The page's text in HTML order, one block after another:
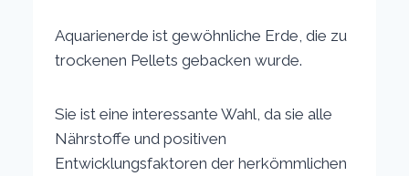
Aquarienerde ist gewöhnliche Erde, die zu
trockenen Pellets gebacken wurde.
Sie ist eine interessante Wahl, da sie alle
Nährstoffe und positiven
Entwicklungsfaktoren der herkömmlichen